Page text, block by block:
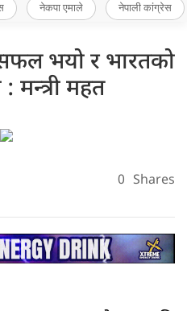
नेकपा एमाले नेपाली कांग्रेस
सफल भयो र भारतको
मन्त्री महत
0 Shares